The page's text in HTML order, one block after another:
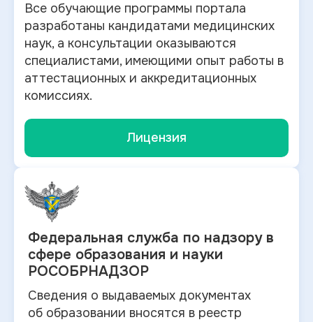
Все обучающие программы портала
разработаны кандидатами медицинских
наук, а консультации оказываются
специалистами, имеющими опыт работы в
аттестационных и аккредитационных
комиссиях.
Лицензия
Федеральная служба по надзору в
сфере образования и науки
РОСОБРНАДЗОР
Сведения о выдаваемых документах
об образовании вносятся в реестр